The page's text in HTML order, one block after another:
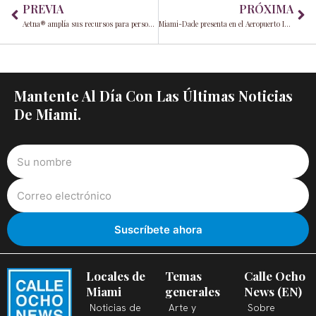
PREVIA
Aetna® amplía sus recursos para personas con autismo mientras la comisionada Raquel Regalado impulsa los esfuerzos de neuroinclusión en el condado de Miami-Dade
PRÓXIMA
Miami-Dade presenta en el Aeropuerto Internacional de Miami (MIA), el primer centro de monitoreo digital integral de todo el aeropuerto de EE. UU.
Mantente Al Día Con Las Últimas Noticias
De Miami.
Locales de
Miami
Noticias de
Temas
generales
Arte y
Calle Ocho
News (EN)
Sobre